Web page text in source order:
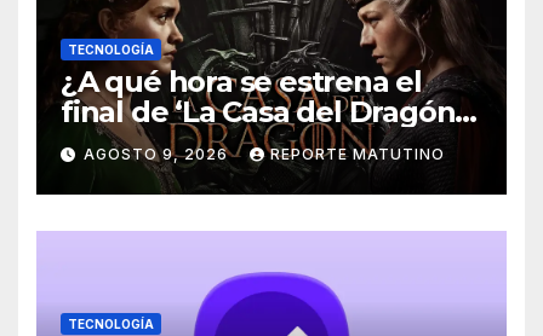
TECNOLOGÍA
¿A qué hora se estrena el
final de ‘La Casa del Dragón’
temporada 3 en HBO Max?
AGOSTO 9, 2026 REPORTE MATUTINO
TECNOLOGÍA